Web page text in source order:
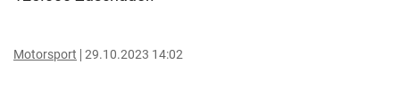
Motorsport 29.10.2023 14:02